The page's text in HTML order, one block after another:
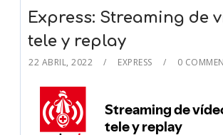
Express: Streaming de
tele y replay
22 ABRIL, 2022 EXPRESS 0